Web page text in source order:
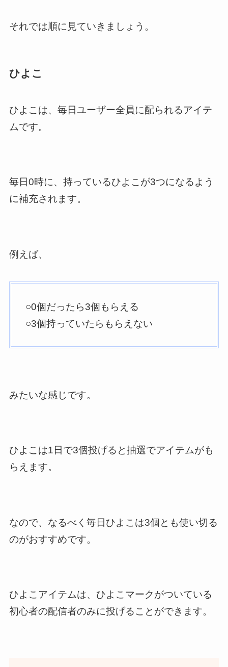
それでは順に見ていきましょう。
ひよこ
ひよこは、毎日ユーザー全員に配られるアイテ
ムです。
毎日0時に、持っているひよこが3つになるよう
に補充されます。
例えば、
○0個だったら3個もらえる
○3個持っていたらもらえない
みたいな感じです。
ひよこは1日で3個投げると抽選でアイテムがも
らえます。
なので、なるべく毎日ひよこは3個とも使い切る
のがおすすめです。
ひよこアイテムは、ひよこマークがついている
初心者の配信者のみに投げることができます。